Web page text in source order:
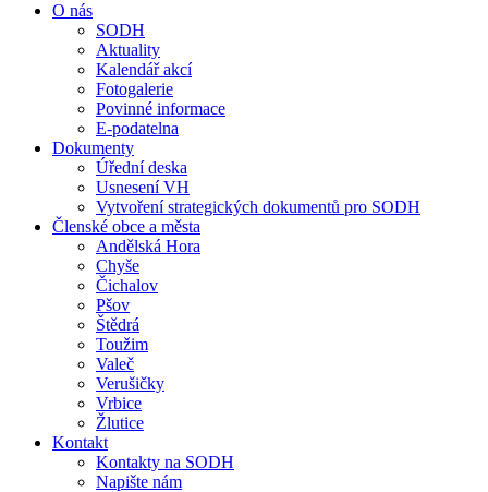
O nás
SODH
Aktuality
Kalendář akcí
Fotogalerie
Povinné informace
E-podatelna
Dokumenty
Úřední deska
Usnesení VH
Vytvoření strategických dokumentů pro SODH
Členské obce a města
Andělská Hora
Chyše
Čichalov
Pšov
Štědrá
Toužim
Valeč
Verušičky
Vrbice
Žlutice
Kontakt
Kontakty na SODH
Napište nám